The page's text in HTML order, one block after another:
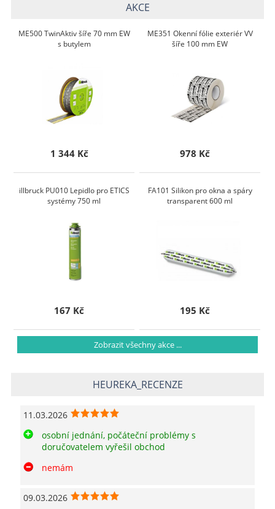
AKCE
ME500 TwinAktiv šíře 70 mm EW
s butylem
1 344 Kč
ME351 Okenní fólie exteriér VV
šíře 100 mm EW
978 Kč
illbruck PU010 Lepidlo pro ETICS
systémy 750 ml
167 Kč
FA101 Silikon pro okna a spáry
transparent 600 ml
195 Kč
Zobrazit všechny akce ...
HEUREKA_RECENZE
11.03.2026
osobní jednání, počáteční problémy s
doručovatelem vyřešil obchod
nemám
09.03.2026